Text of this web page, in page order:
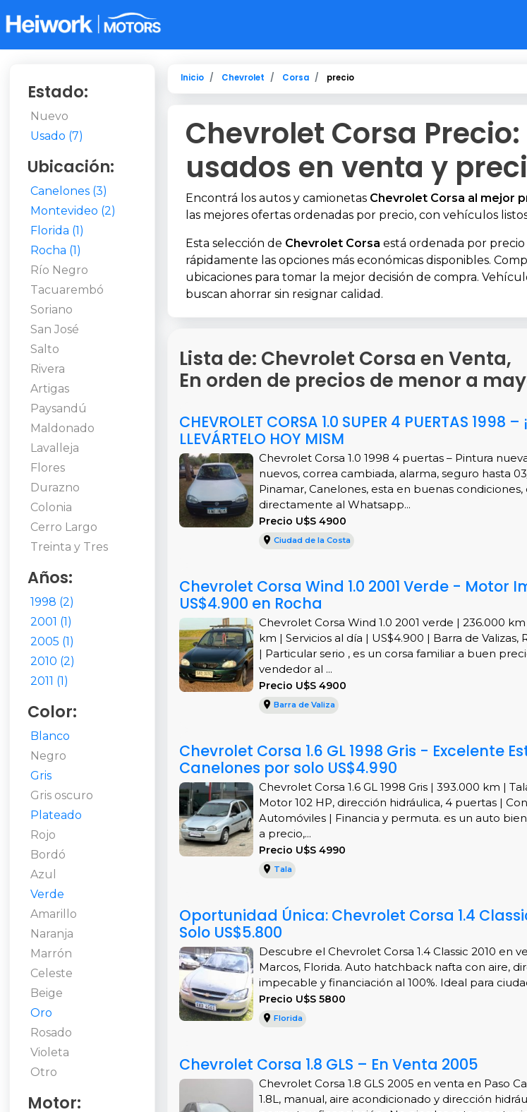
Estado:
Nuevo
Usado (7)
Ubicación:
Canelones (3)
Montevideo (2)
Florida (1)
Rocha (1)
Río Negro
Tacuarembó
Soriano
San José
Salto
Rivera
Artigas
Paysandú
Maldonado
Lavalleja
Flores
Durazno
Colonia
Cerro Largo
Treinta y Tres
Años:
1998 (2)
2001 (1)
2005 (1)
2010 (2)
2011 (1)
Color:
Blanco
Negro
Gris
Gris oscuro
Plateado
Rojo
Bordó
Azul
Verde
Amarillo
Naranja
Marrón
Celeste
Beige
Oro
Rosado
Violeta
Otro
Motor:
Inicio Chevrolet Corsa precio
Chevrolet Corsa
usados en venta y
Encontrá los autos y camionetas Chevrolet Corsa al mejor
las mejores ofertas ordenadas por precio, con vehículos
Esta selección de Chevrolet Corsa está ordenada por
rápidamente las opciones más económicas disponibles.
ubicaciones para tomar la mejor decisión de compra.
buscan ahorrar sin resignar calidad.
Lista de: Chevrolet Corsa en Venta,
En orden de precios de menor a
CHEVROLET CORSA 1.0 SUPER 4 PUERTAS 1998 –
LLEVÁRTELO HOY MISM
Chevrolet Corsa 1.0 1998 4 puertas – Pintura
nuevos, correa cambiada, alarma, seguro hasta
Pinamar, Canelones, esta en buenas
directamente al Whatsapp...
Precio U$S 4900
Ciudad de la Costa
Chevrolet Corsa Wind 1.0 2001 Verde - Motor
US$4.900 en Rocha
Chevrolet Corsa Wind 1.0 2001 verde | 236.000
km | Servicios al día | US$4.900 | Barra de
| Particular serio , es un corsa familiar a buen
vendedor al ...
Precio U$S 4900
Barra de Valiza
Chevrolet Corsa 1.6 GL 1998 Gris - Excelente
Canelones por solo US$4.990
Chevrolet Corsa 1.6 GL 1998 Gris | 393.000 km |
Motor 102 HP, dirección hidráulica, 4 puertas |
Automóviles | Financia y permuta. es un auto
a precio,...
Precio U$S 4990
Tala
Oportunidad Única: Chevrolet Corsa 1.4
Solo US$5.800
Descubre el Chevrolet Corsa 1.4 Classic 2010 en
Marcos, Florida. Auto hatchback nafta con aire,
impecable y financiación al 100%. Ideal para
Precio U$S 5800
Florida
Chevrolet Corsa 1.8 GLS – En Venta 2005
Chevrolet Corsa 1.8 GLS 2005 en venta en Paso
1.8L, manual, aire acondicionado y dirección